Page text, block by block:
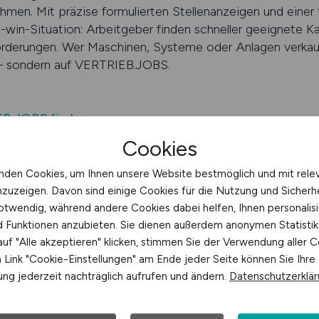
Mit präzise formulierten Stellenanzeigen und
Situation: Arbeitgeber finden schneller geeignete
Wer Maschinen, Systeme oder Anlagen
auf VERTRIEB.JOBS.
finden
Aufwand im
sind anspruchsvoll. Die
stark von Produktverständnis, Kommunikation auf
VERTRIEB.JOBS unterstützt Unternehmen
Sichtbarkeit und passgenaue Reichweite
wo Branchenprofis unterwegs sind – und das
Der Unterschied liegt im Detail: Technische
sondern gezielt. Wer diesen Anspruch erkennt,
Cookies
Cookies, um Ihnen unsere Website bestmöglich und mit
Davon sind einige Cookies für die Nutzung und
während andere Cookies dabei helfen, Ihnen
Funktionen anzubieten. Sie dienen außerdem anonymen
"Alle akzeptieren" klicken, stimmen Sie der Verwendung aller
"Cookie-Einstellungen" am Ende jeder Seite können Sie Ihre
jederzeit nachträglich aufrufen und ändern.